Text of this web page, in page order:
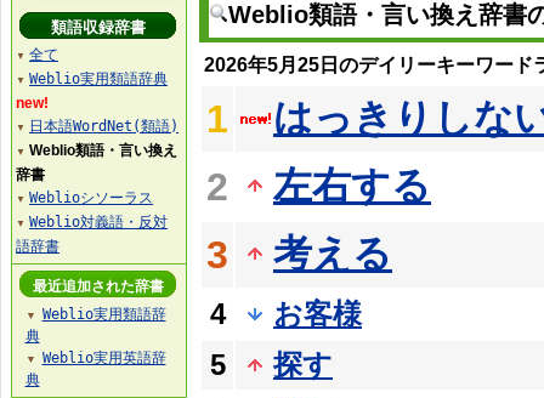
Weblio類語・言い換え辞書
2026年5月25日のデイリーキーワード
1
はっきりしな
2
左右する
3
考える
4
お客様
5
探す
類語収録辞書
▼ 全て
▼ Weblio実用類語辞典
new!
▼ 日本語WordNet(類語)
▼ Weblio類語・言い換え
辞書
▼ Weblioシソーラス
▼ Weblio対義語・反対
語辞書
最近追加された辞書
▼
Weblio実用類語辞
典
▼
Weblio実用英語辞
典